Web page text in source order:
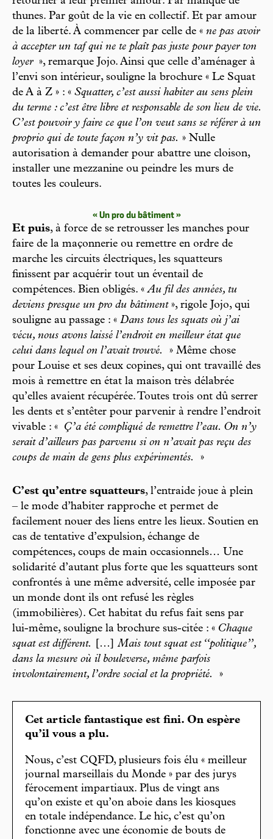
thunes. Par goût de la vie en collectif. Et par amour
de la liberté. À commencer par celle de « ne pas avoir
à accepter un taf qui ne te plaît pas juste pour payer ton
loyer », remarque Jojo. Ainsi que celle d’aménager à
l’envi son intérieur, souligne la brochure « Le Squat
de A à Z » : « Squatter, c’est aussi habiter au sens plein
du terme : c’est être libre et responsable de son lieu de vie.
C’est pouvoir y faire ce que l’on veut sans se référer à un
proprio qui de toute façon n’y vit pas. » Nulle
autorisation à demander pour abattre une cloison,
installer une mezzanine ou peindre les murs de
toutes les couleurs.
« Un pro du bâtiment »
Et puis, à force de se retrousser les manches pour
faire de la maçonnerie ou remettre en ordre de
marche les circuits électriques, les squatteurs
finissent par acquérir tout un éventail de
compétences. Bien obligés. «Au fil des années, tu
deviens presque un pro du bâtiment», rigole Jojo, qui
souligne au passage : « Dans tous les squats où j’ai
vécu, nous avons laissé l’endroit en meilleur état que
celui dans lequel on l’avait trouvé.
» Même chose
pour Louise et ses deux copines, qui ont travaillé des
mois à remettre en état la maison très délabrée
qu’elles avaient récupérée. Toutes trois ont dû serrer
les dents et s’entêter pour parvenir à rendre l’endroit
vivable : «
Ç’a été compliqué de remettre l’eau. On n’y
serait d’ailleurs pas parvenu si on n’avait pas reçu des
coups de main de gens plus expérimentés.
»
C’est qu’entre squatteurs, l’entraide joue à plein
– le mode d’habiter rapproche et permet de
facilement nouer des liens entre les lieux. Soutien en
cas de tentative d’expulsion, échange de
compétences, coups de main occasionnels… Une
solidarité d’autant plus forte que les squatteurs sont
confrontés à une même adversité, celle imposée par
un monde dont ils ont refusé les règles
(immobilières). Cet habitat du refus fait sens par
lui-même, souligne la brochure sus-citée : « Chaque
squat est différent.
[…]Mais tout squat est ‘‘politique’’,
dans la mesure où il bouleverse, même parfois
involontairement, l’ordre social et la propriété.
»
Cet article fantastique est fini. On espère
qu’il vous a plu.
Nous, c’est CQFD, plusieurs fois élu « meilleur
journal marseillais du Monde » par des jurys
férocement impartiaux. Plus de vingt ans
qu’on existe et qu’on aboie dans les kiosques
en totale indépendance. Le hic, c’est qu’on
fonctionne avec une économie de bouts de